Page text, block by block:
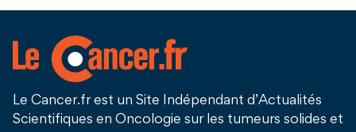
Le Cancer.fr est un Site Indépendant d’Actualités
Scientifiques en Oncologie sur les tumeurs solides et